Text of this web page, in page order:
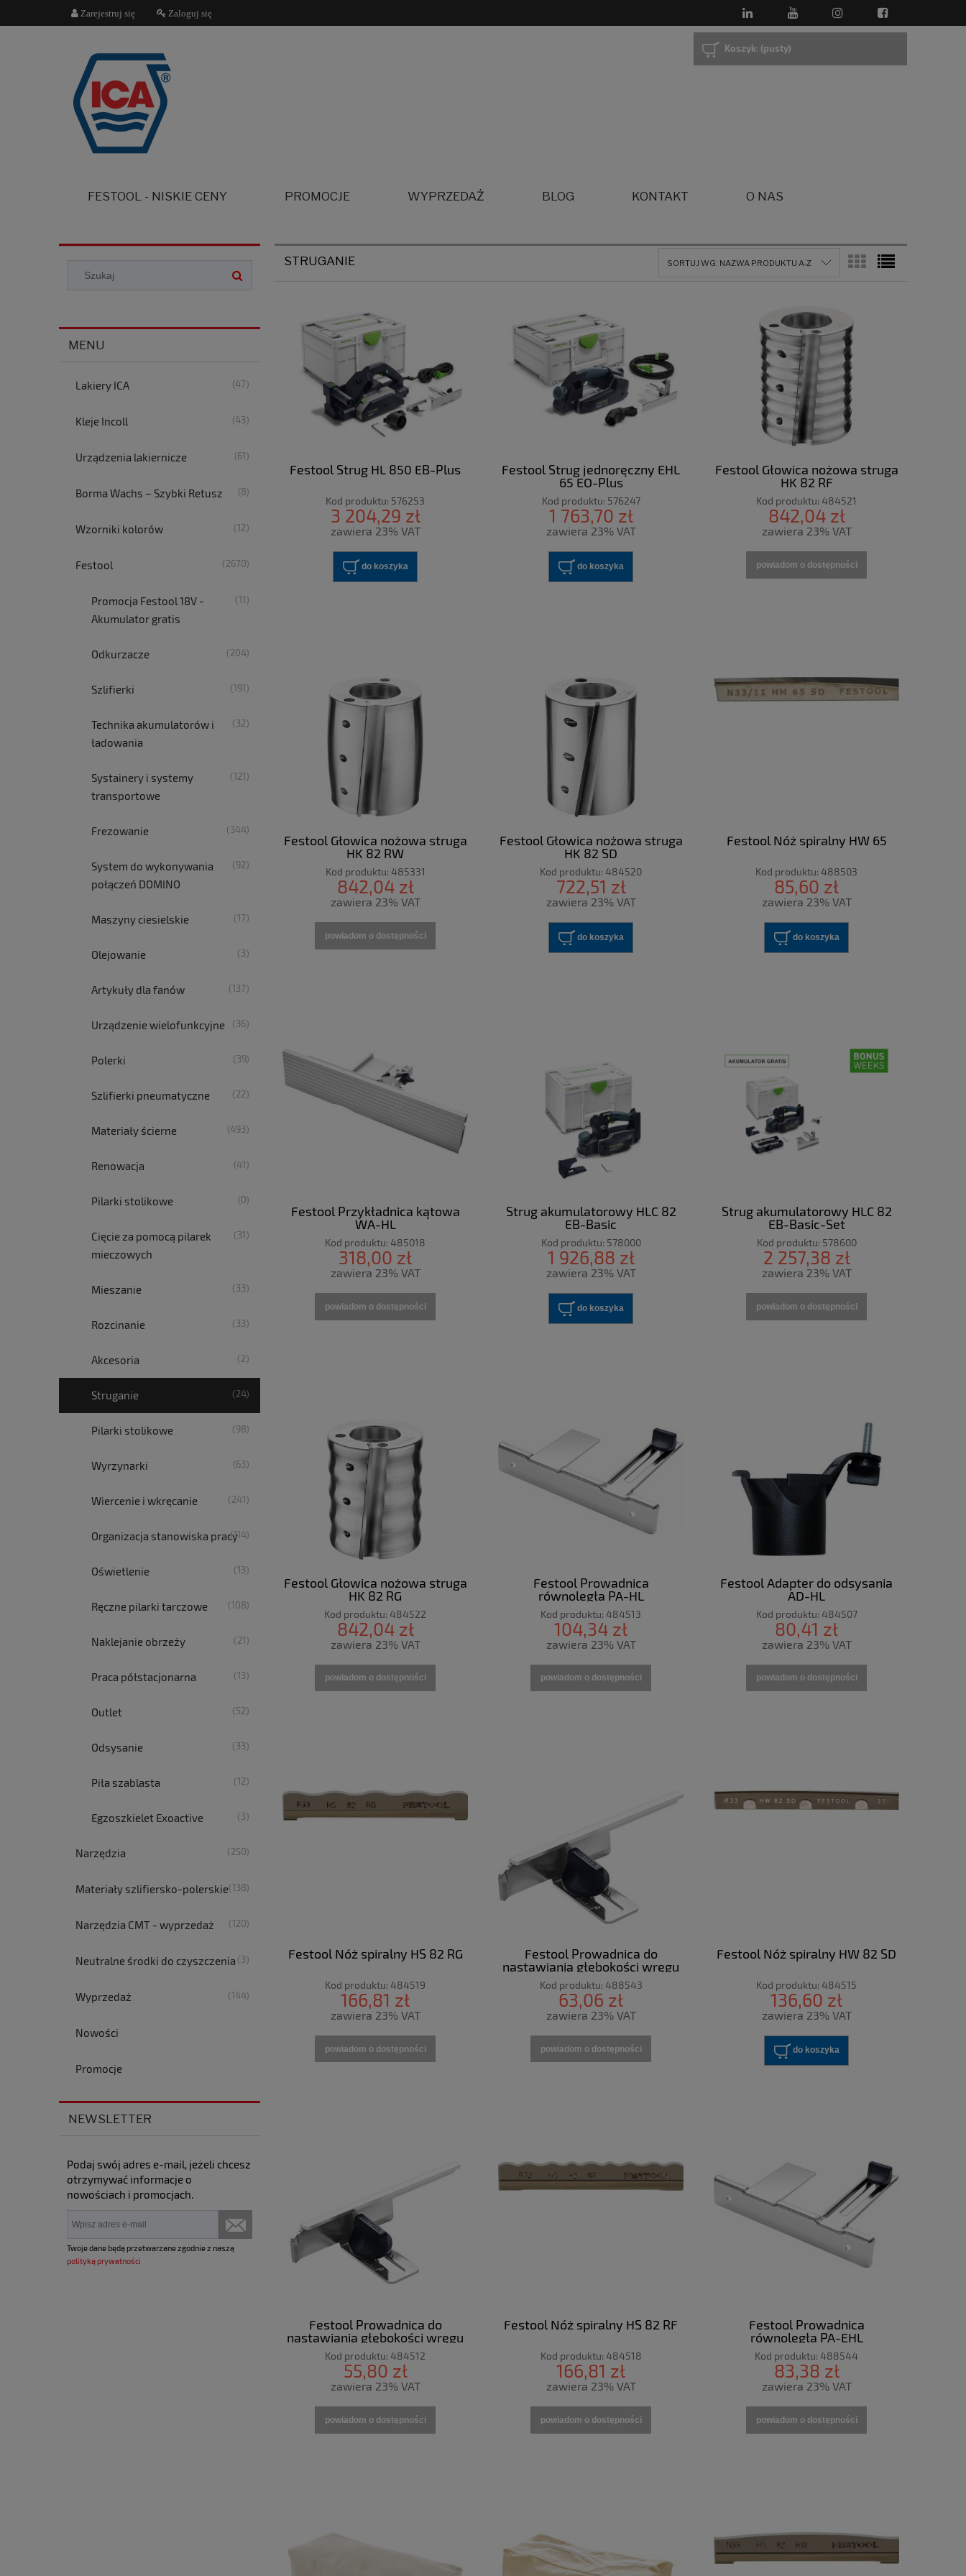
Zarejestruj się Zaloguj się
Koszyk: (pusty)
FESTOOL - NISKIE CENY PROMOCJE WYPRZEDAŻ BLOG KONTAKT O NAS
MENU
Lakiery ICA (47)
Kleje Incoll (43)
Urządzenia lakiernicze (61)
Borma Wachs – Szybki Retusz (8)
Wzorniki kolorów (12)
Festool (2670)
Promocja Festool 18V -
Akumulator gratis
(11)
Odkurzacze (204)
Szlifierki (191)
Technika akumulatorów i
ładowania
(32)
Systainery i systemy
transportowe
(121)
Frezowanie (344)
System do wykonywania
połączeń DOMINO
(92)
Maszyny ciesielskie (17)
Olejowanie (3)
Artykuły dla fanów (137)
Urządzenie wielofunkcyjne (36)
Polerki (39)
Szlifierki pneumatyczne (22)
Materiały ścierne (493)
Renowacja (41)
Pilarki stolikowe (0)
Cięcie za pomocą pilarek
mieczowych
(31)
Mieszanie (33)
Rozcinanie (33)
Akcesoria (2)
Struganie (24)
Pilarki stolikowe (98)
Wyrzynarki (63)
Wiercenie i wkręcanie (241)
Organizacja stanowiska pracy(114)
Oświetlenie (13)
Ręczne pilarki tarczowe (108)
Naklejanie obrzeży (21)
Praca półstacjonarna (13)
Outlet (52)
Odsysanie (33)
Piła szablasta (12)
Egzoszkielet Exoactive (3)
Narzędzia (250)
Materiały szlifiersko-polerskie(138)
Narzędzia CMT - wyprzedaż (120)
Neutralne środki do czyszczenia (3)
Wyprzedaż (144)
Nowości
Promocje
NEWSLETTER
Podaj swój adres e-mail, jeżeli chcesz
otrzymywać informacje o
nowościach i promocjach.
Twoje dane będą przetwarzane zgodnie z naszą
polityką prywatności
STRUGANIE SORTUJ WG: NAZWA PRODUKTU A-Z
Festool Strug HL 850 EB-Plus
Kod produktu: 576253
3 204,29 zł
zawiera 23% VAT
do koszyka
Festool Strug jednoręczny EHL
65 EQ-Plus
Kod produktu: 576247
1 763,70 zł
zawiera 23% VAT
do koszyka
Festool Głowica nożowa struga
HK 82 RF
Kod produktu: 484521
842,04 zł
zawiera 23% VAT
powiadom o dostępności
Festool Głowica nożowa struga
HK 82 RW
Kod produktu: 485331
842,04 zł
zawiera 23% VAT
powiadom o dostępności
Festool Głowica nożowa struga
HK 82 SD
Kod produktu: 484520
722,51 zł
zawiera 23% VAT
do koszyka
Festool Nóż spiralny HW 65
Kod produktu: 488503
85,60 zł
zawiera 23% VAT
do koszyka
Festool Przykładnica kątowa
WA-HL
Kod produktu: 485018
318,00 zł
zawiera 23% VAT
powiadom o dostępności
Strug akumulatorowy HLC 82
EB-Basic
Kod produktu: 578000
1 926,88 zł
zawiera 23% VAT
do koszyka
Strug akumulatorowy HLC 82
EB-Basic-Set
Kod produktu: 578600
2 257,38 zł
zawiera 23% VAT
powiadom o dostępności
Festool Głowica nożowa struga
HK 82 RG
Kod produktu: 484522
842,04 zł
zawiera 23% VAT
powiadom o dostępności
Festool Prowadnica
równoległa PA-HL
Kod produktu: 484513
104,34 zł
zawiera 23% VAT
powiadom o dostępności
Festool Adapter do odsysania
AD-HL
Kod produktu: 484507
80,41 zł
zawiera 23% VAT
powiadom o dostępności
Festool Nóż spiralny HS 82 RG
Kod produktu: 484519
166,81 zł
zawiera 23% VAT
powiadom o dostępności
Festool Prowadnica do
nastawiania głębokości wręgu
FA-EHL
Kod produktu: 488543
63,06 zł
zawiera 23% VAT
powiadom o dostępności
Festool Nóż spiralny HW 82 SD
Kod produktu: 484515
136,60 zł
zawiera 23% VAT
do koszyka
Festool Prowadnica do
nastawiania głębokości wręgu
FA-HL
Kod produktu: 484512
55,80 zł
zawiera 23% VAT
powiadom o dostępności
Festool Nóż spiralny HS 82 RF
Kod produktu: 484518
166,81 zł
zawiera 23% VAT
powiadom o dostępności
Festool Prowadnica
równoległa PA-EHL
Kod produktu: 488544
83,38 zł
zawiera 23% VAT
powiadom o dostępności